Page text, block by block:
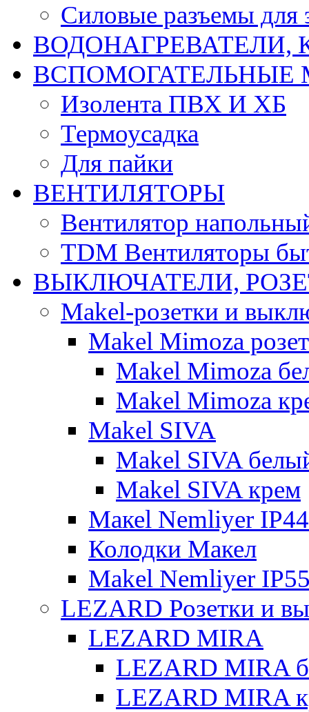
Силовые разъемы для
ВОДОНАГРЕВАТЕЛИ,
ВСПОМОГАТЕЛЬНЫЕ
Изолента ПВХ И ХБ
Термоусадка
Для пайки
ВЕНТИЛЯТОРЫ
Вентилятор
TDM Вентиляторы
ВЫКЛЮЧАТЕЛИ,
Makel-розетки и
Makel Mimoza
Makel Mimoza
Makel Mimoza
Makel SIVA
Makel SIVA
Makel SIVA крем
Макеl Nemliyer IP44
Колодки Макел
Makel Nemliyer
LEZARD Розетки и
LEZARD MIRA
LEZARD MIRA
LEZARD MIRA